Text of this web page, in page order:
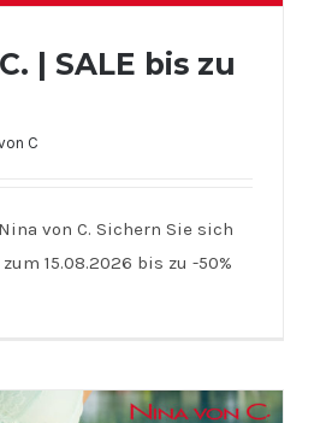
| SALE bis zu 50%
| SALE bis zu
C
von C. Sichern Sie sich
15.08.2026 bis zu -50%